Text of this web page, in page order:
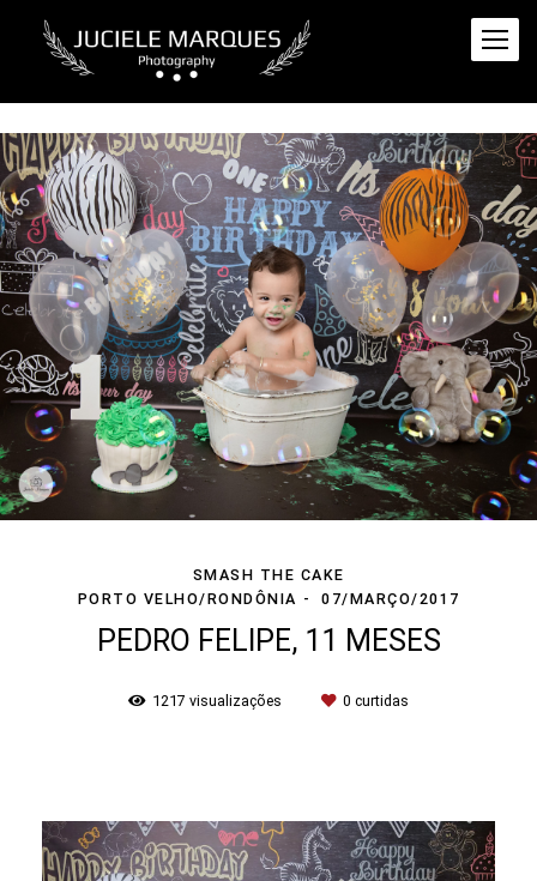
SMASH THE CAKE
PORTO VELHO/RONDÔNIA
07/MARÇO/2017
PEDRO FELIPE, 11 MESES
1217 visualizações 0 curtidas